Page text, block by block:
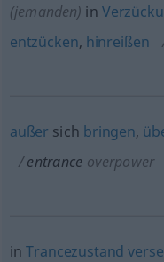
(jemanden) in
entzücken, hinreißen
außer sich bringen,
entrance overpower
inTrancezustand